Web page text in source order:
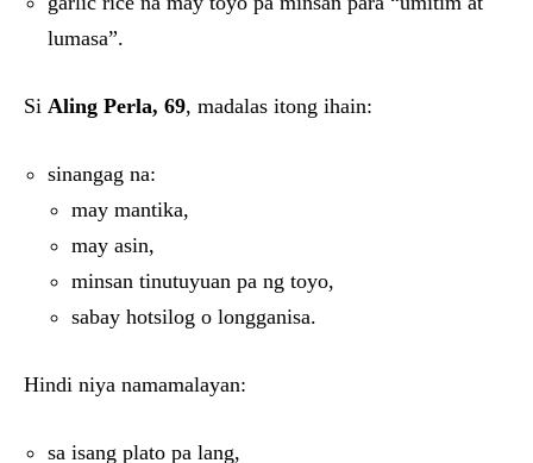
lumasa”.
Si Aling Perla, 69, madalas itong ihain:
sinangag na:
may mantika,
may asin,
minsan tinutuyuan pa ng toyo,
sabay hotsilog o longganisa.
Hindi niya namamalayan:
sa isang plato pa lang,